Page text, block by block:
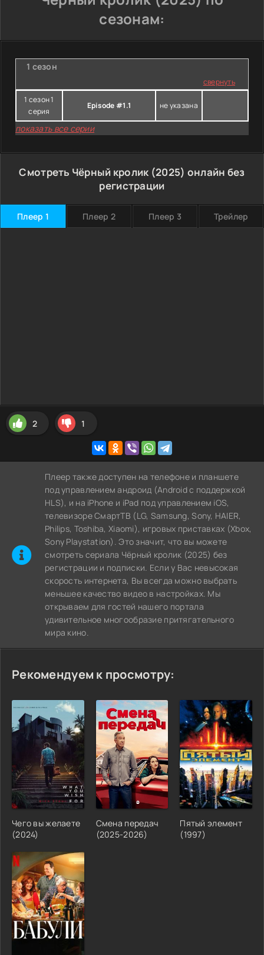
сезонам:
1 сезон
свернуть
1 сезон 1
серия
Episode #1.1 не указана
показать все серии
Смотреть Чёрный кролик (2025) онлайн без
регистрации
Плеер 1 Плеер 2 Плеер 3 Трейлер
2 1
Плеер также доступен на телефоне и планшете
под управлением андроид (Android с поддержкой
HLS), и на iPhone и iPad под управлением iOS,
телевизоре СмартТВ (LG, Samsung, Sony, HAIER,
Philips, Toshiba, Xiaomi), игровых приставках (Xbox,
Sony Playstation). Это значит, что вы можете
cмотреть сериала Чёрный кролик (2025) без
регистрации и подписки. Если у Вас невысокая
скорость интернета, Вы всегда можно выбрать
меньшее качество видео в настройках. Мы
открываем для гостей нашего портала
удивительное многообразие притягательного
мира кино.
Рекомендуем к просмотру:
Чего вы желаете
(2024)
Смена передач
(2025-2026)
Пятый элемент
(1997)